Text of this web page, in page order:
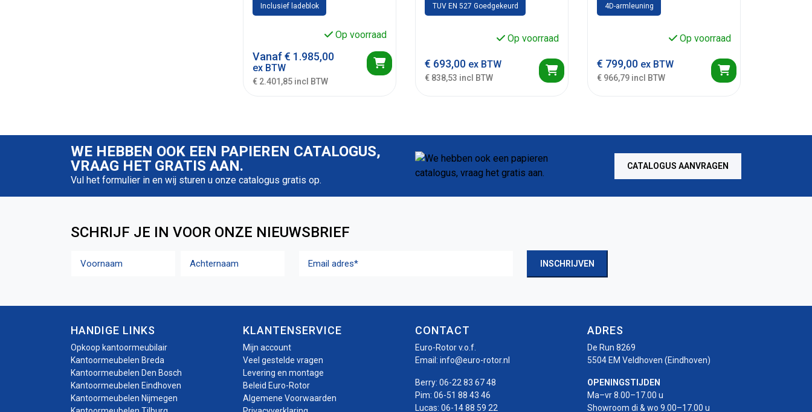
Inclusief ladeblok
Op voorraad
Vanaf€ 1.985,00
ex BTW
€ 2.401,85 incl BTW
TUV EN 527 Goedgekeurd
Op voorraad
€ 693,00 ex BTW
€ 838,53 incl BTW
4D-armleuning
Op voorraad
€ 799,00 ex BTW
€ 966,79 incl BTW
WE HEBBEN OOK EEN PAPIEREN CATALOGUS,
VRAAG HET GRATIS AAN.
Vul het formulier in en wij sturen u onze catalogus gratis op.
CATALOGUS AANVRAGEN
SCHRIJF JE IN VOOR ONZE NIEUWSBRIEF
INSCHRIJVEN
HANDIGE LINKS
Opkoop kantoormeubilair
Kantoormeubelen Breda
Kantoormeubelen Den Bosch
Kantoormeubelen Eindhoven
Kantoormeubelen Nijmegen
KLANTENSERVICE
Mijn account
Veel gestelde vragen
Levering en montage
Beleid Euro-Rotor
Algemene Voorwaarden
CONTACT
Euro-Rotor v.o.f.
Email: info@euro-rotor.nl
Berry: 06-22 83 67 48
Pim: 06-51 88 43 46
Lucas: 06-14 88 59 22
ADRES
De Run 8269
5504 EM Veldhoven (Eindhoven)
OPENINGSTIJDEN
Ma–vr 8.00–17.00 u
Showroom di & wo 9.00–17.00 u